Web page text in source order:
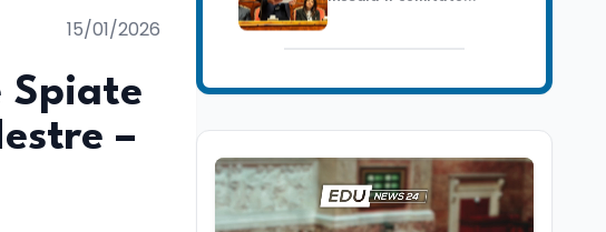
15/01/2026
Spiate
–
europea in memoria
di Strasburgo in ricordo
dei minatori morti a
Marcinelle nel 1956
Università8 ago
Università statali, il
Fondo ordinario 2026